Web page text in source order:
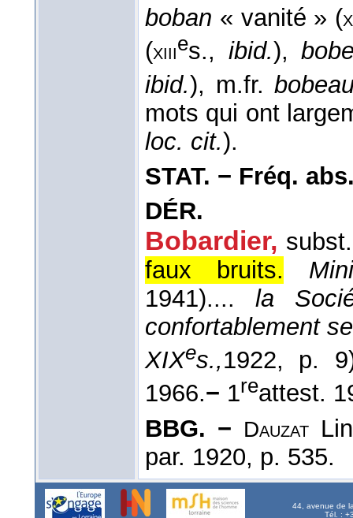
boban « vanité » (
(xiiies., ibid.),
ibid.), m.fr.
mots qui ont
loc. cit.).
STAT. − Fréq.
DÉR.
Bobardier,
faux bruits.
1941)....la
confortablement
XIXes.,1922, p.
1966.− 1reattest.
BBG. − Dauzat
par. 1920, p. 535.
44, avenue de
Tél. :